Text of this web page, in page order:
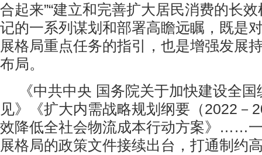
合起来”“建立和完善扩大居民消费的长
记的一系列谋划和部署高瞻远瞩，既是
展格局重点任务的指引，也是增强发展
布局。
《中共中央 国务院关于加快建设全
见》《扩大内需战略规划纲要（2022－
效降低全社会物流成本行动方案》……
展格局的政策文件接续出台，打通制约